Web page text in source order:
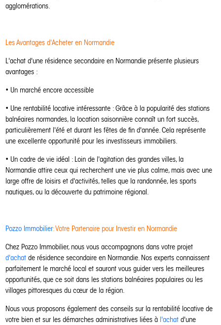
agglomérations.
Les Avantages d'Acheter en Normandie
L'achat d'une résidence secondaire en Normandie présente plusieurs
avantages :
• Un marché encore accessible
• Une rentabilité locative intéressante : Grâce à la popularité des stations
balnéaires normandes, la location saisonnière connaît un fort succès,
particulièrement l'été et durant les fêtes de fin d'année. Cela représente
une excellente opportunité pour les investisseurs immobiliers.
• Un cadre de vie idéal : Loin de l'agitation des grandes villes, la
Normandie attire ceux qui recherchent une vie plus calme, mais avec une
large offre de loisirs et d'activités, telles que la randonnée, les sports
nautiques, ou la découverte du patrimoine régional.
Pozzo Immobilier: Votre Partenaire pour Investir en Normandie
Chez Pozzo Immobilier, nous vous accompagnons dans votre projet
d'achat de résidence secondaire en Normandie. Nos experts connaissent
parfaitement le marché local et sauront vous guider vers les meilleures
opportunités, que ce soit dans les stations balnéaires populaires ou les
villages pittoresques du cœur de la région.
Nous vous proposons également des conseils sur la rentabilité locative de
votre bien et sur les démarches administratives liées à l'achat d'une